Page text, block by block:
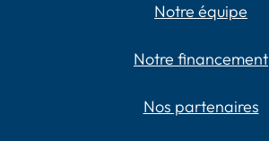
Notre équipe
Notre financement
Nos partenaires